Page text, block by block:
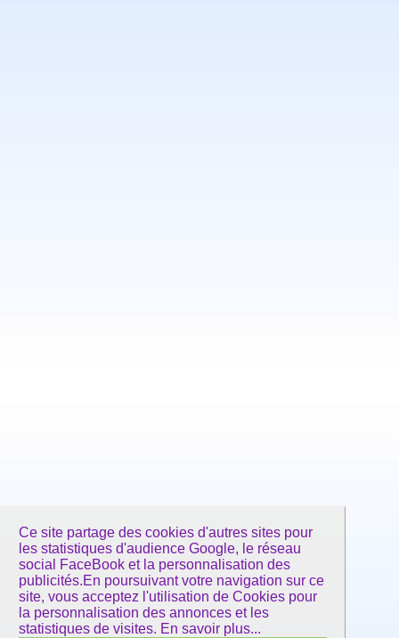
Ce site partage des cookies d'autres sites pour
les statistiques d'audience Google, le réseau
social FaceBook et la personnalisation des
publicités.En poursuivant votre navigation sur ce
site, vous acceptez l'utilisation de Cookies pour
la personnalisation des annonces et les
statistiques de visites. En savoir plus...